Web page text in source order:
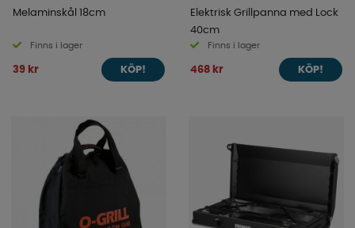
Melaminskål 18cm
Finns i lager
39 kr KÖP!
Elektrisk Grillpanna med Lock
40cm
Finns i lager
468 kr KÖP!